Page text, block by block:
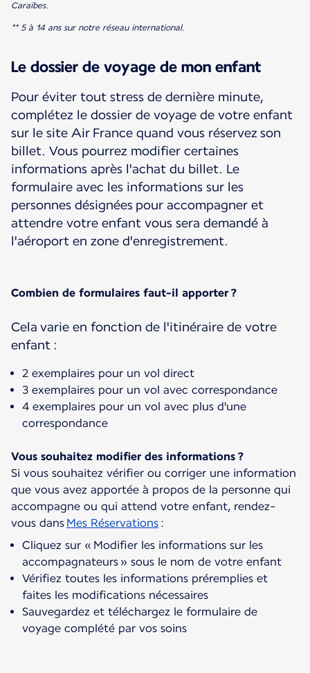
Caraïbes.
** 5 à 14 ans sur notre réseau international.
Le dossier de voyage de mon enfant
Pour éviter tout stress de dernière minute,
complétez le dossier de voyage de votre enfant
sur le site Air France quand vous réservez son
billet. Vous pourrez modifier certaines
informations après l'achat du billet. Le
formulaire avec les informations sur les
personnes désignées pour accompagner et
attendre votre enfant vous sera demandé à
l'aéroport en zone d'enregistrement.
Combien de formulaires faut-il apporter ?
Cela varie en fonction de l'itinéraire de votre
enfant :
2 exemplaires pour un vol direct
3 exemplaires pour un vol avec correspondance
4 exemplaires pour un vol avec plus d'une
correspondance
Vous souhaitez modifier des informations ?
Si vous souhaitez vérifier ou corriger une information
que vous avez apportée à propos de la personne qui
accompagne ou qui attend votre enfant, rendez-
vous dans Mes Réservations
Cliquez sur « Modifier les informations sur les
accompagnateurs » sous le nom de votre enfant
Vérifiez toutes les informations préremplies et
faites les modifications nécessaires
Sauvegardez et téléchargez le formulaire de
voyage complété par vos soins